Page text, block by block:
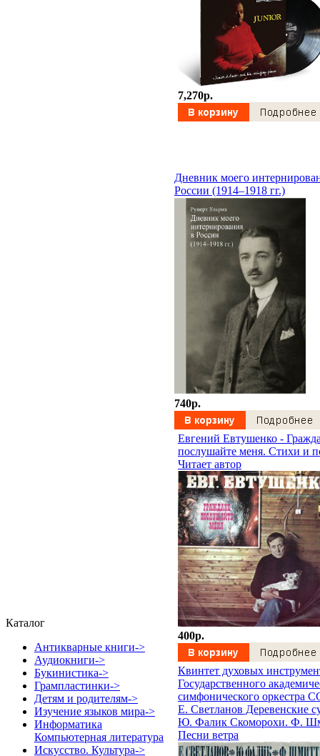
Каталог
Антикварные книги->
Аудиокниги->
Букинистика->
Грампластинки->
Детям и родителям->
Изучение языков мира->
Информатика
Компьютерная литература
Искусство. Культура->
7,270p.
Дневник моего
России (1914–1918 гг.)
740p.
Евгений Евтушенко -
послушайте меня. Стихи и
Читает автор
400p.
Квинтет духовых
Государственного
симфонического оркестра
Е. Светланов Деревенские
Ю. Фалик Скоморохи. Ф.
Песни ветра